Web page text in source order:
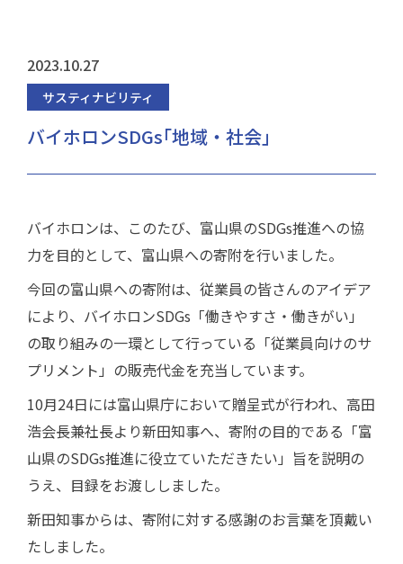
2023.10.27
サスティナビリティ
バイホロンSDGs｢地域・社会｣
バイホロンは、このたび、富山県のSDGs推進への協
力を目的として、富山県への寄附を行いました。
今回の富山県への寄附は、従業員の皆さんのアイデア
により、バイホロンSDGs「働きやすさ・働きがい」
の取り組みの一環として行っている「従業員向けのサ
プリメント」の販売代金を充当しています。
10月24日には富山県庁において贈呈式が行われ、高田
浩会長兼社長より新田知事へ、寄附の目的である「富
山県のSDGs推進に役立ていただきたい」旨を説明の
うえ、目録をお渡ししました。
新田知事からは、寄附に対する感謝のお言葉を頂戴い
たしました。